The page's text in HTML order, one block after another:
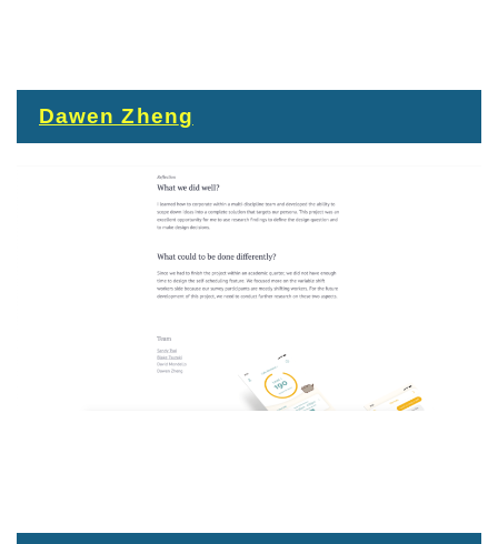
Dawen Zheng